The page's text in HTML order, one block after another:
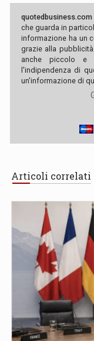
quotedbusiness.com
che guarda in
informazione ha un
grazie alla
anche piccolo e
l'indipendenza di
un'informazione di
Articoli correlati